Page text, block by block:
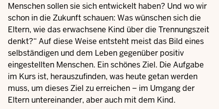
Menschen sollen sie sich entwickelt haben? Und wo wir
schon in die Zukunft schauen: Was wünschen sich die
Eltern, wie das erwachsene Kind über die Trennungszeit
denkt?“ Auf diese Weise entsteht meist das Bild eines
selbständigen und dem Leben gegenüber positiv
eingestellten Menschen. Ein schönes Ziel. Die Aufgabe
im Kurs ist, herauszufinden, was heute getan werden
muss, um dieses Ziel zu erreichen – im Umgang der
Eltern untereinander, aber auch mit dem Kind.